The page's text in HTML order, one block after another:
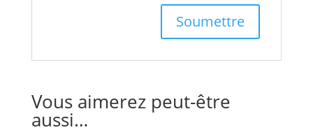
Vous aimerez peut-être
aussi…